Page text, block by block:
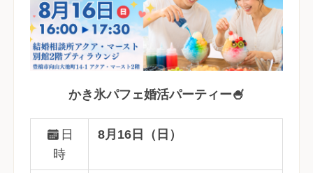
かき氷パフェ婚活パーティー🍧
日
時
8月16日（日）